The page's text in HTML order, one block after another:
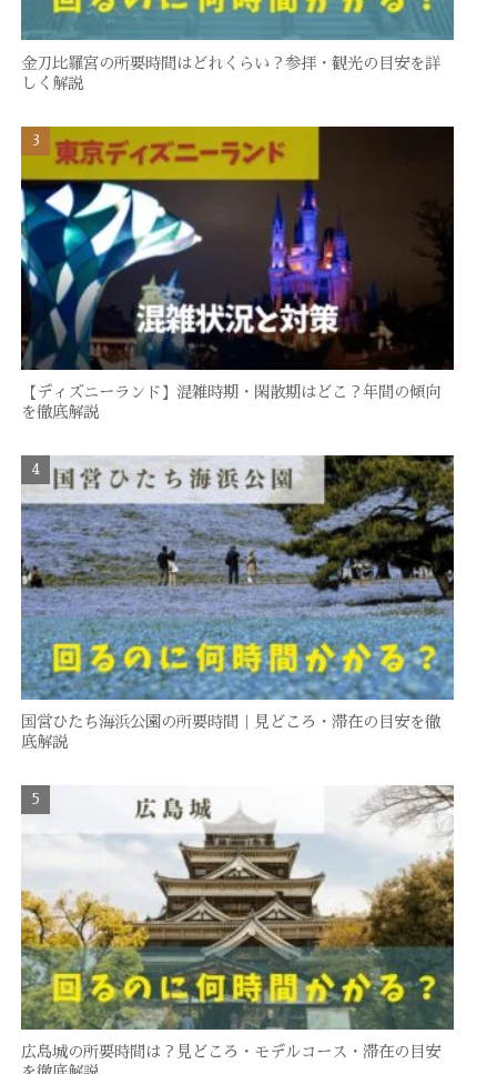
金刀比羅宮の所要時間はどれくらい？参拝・観光の目安を詳
しく解説
【ディズニーランド】混雑時期・閑散期はどこ？年間の傾向
を徹底解説
国営ひたち海浜公園の所要時間｜見どころ・滞在の目安を徹
底解説
広島城の所要時間は？見どころ・モデルコース・滞在の目安